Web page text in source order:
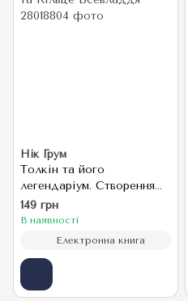
Нік Грум
Толкін та його
легендаріум. Створення
мов, міфічний епос,
нескінченне Середзем'я
та Кільце Всевладдя
149 грн
В наявності
Електронна книга